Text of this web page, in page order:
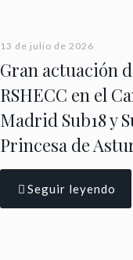
13 de julio de 2026
Gran actuación
RSHECC en el
Madrid Sub18 y
Princesa de
Seguir leyendo